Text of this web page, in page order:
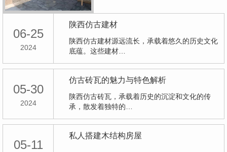
06-25
2024
陕西仿古建材
陕西仿古建材源远流长，承载着悠久的历史文化
底蕴。这些建材…
05-30
2024
仿古砖瓦的魅力与特色解析
陕西仿古砖瓦，承载着历史的沉淀和文化的传
承，散发着独特的…
05-11
私人搭建木结构房屋